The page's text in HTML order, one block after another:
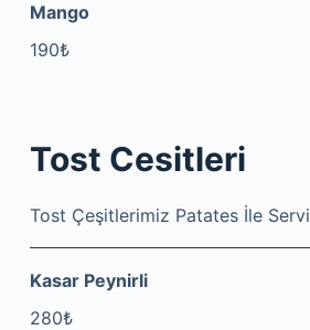
Mango
190₺
Tost Cesitleri
Tost Çeşitlerimiz Patates İle
Kasar Peynirli
280₺